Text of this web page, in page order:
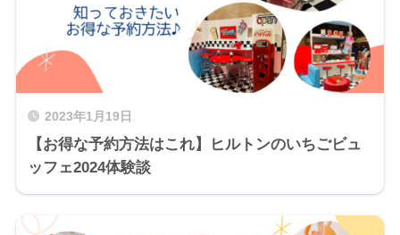
2023年1月19日
【お得な予約方法はこれ】ヒルトンのいちごビュ
ッフェ2024体験談